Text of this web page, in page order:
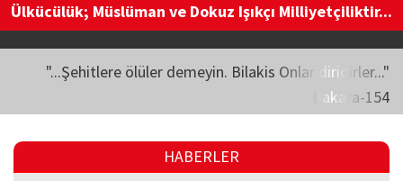
Ülkücülük; Müslüman ve Dokuz Işıkçı Milliyetçiliktir...
"...Şehitlere ölüler demeyin. Bilakis Onlar diridirler..."
Bakara-154
HABERLER